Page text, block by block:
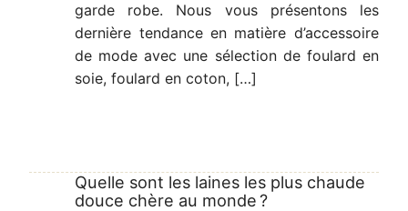
garde robe. Nous vous présentons les
dernière tendance en matière d’accessoire
de mode avec une sélection de foulard en
soie, foulard en coton, […]
Quelle sont les laines les plus chaude
douce chère au monde ?